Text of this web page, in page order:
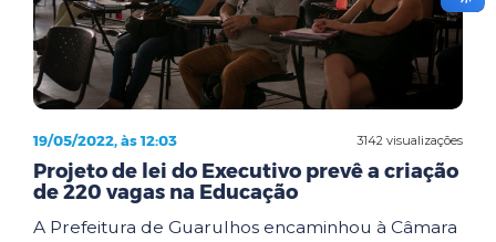
3142 visualizações
19/05/2022, às 12:03
Projeto de lei do Executivo prevê a criação
de 220 vagas na Educação
A Prefeitura de Guarulhos encaminhou à Câmara